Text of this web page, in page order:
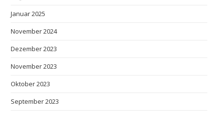
Januar 2025
November 2024
Dezember 2023
November 2023
Oktober 2023
September 2023